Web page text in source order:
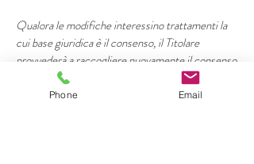
Qualora le modifiche interessino trattamenti la
cui base giuridica è il consenso, il Titolare
provvederà a raccogliere nuovamente il consenso
dell’Utente, se necessario.
Definizioni e riferimenti legali
Phone Email